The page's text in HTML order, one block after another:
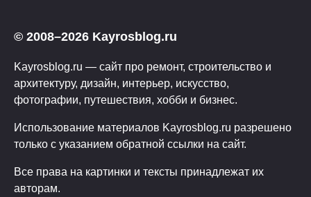
© 2008–2026 Kayrosblog.ru
Kayrosblog.ru — сайт про ремонт, строительство и
архитектуру, дизайн, интерьер, искусство,
фотографии, путешествия, хобби и бизнес.
Использование материалов Kayrosblog.ru разрешено
только с указанием обратной ссылки на сайт.
Все права на картинки и тексты принадлежат их
авторам.